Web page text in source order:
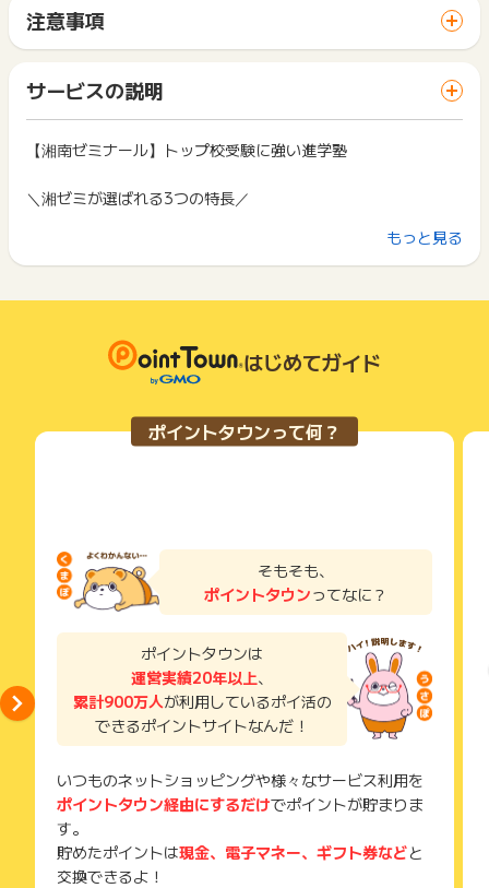
外からの申込
※ポイントに関するお問い合わせは、ポイントタウンのサポート
までお問い合わせください。ポイントについて、広告主に直接
お問い合わせをした場合、ポイント獲得対象外となる場合がご
ざいます。
サイトに移動してからお申し込みやお買い物が完了するまでの
間に、同じブラウザ（※）で他のサイトに移動した場合はポイン
ト獲得ができません。
「 サイトへ行ってポイントGET 」ボタンを押した時とサービ
ス・お買い物利用時で、デバイス・ブラウザが異なる場合はポ
イント獲得ができません。
2回以上同じお買い物・サービスをご利用される場合は、毎回
タンを押してからご利用ください。
下記の事項に該当する場合、広告主側で対象外とみなし、「獲
い物を複数回ご利用された場合
て一度でも同サービス・お買い物を利用されたことがある場合
ご利用前には、Cookieの削除をおこなっていただくことを推奨
サービス・お買い物利用時にお電話など2つ以上の申し込み方
法がある場合、必ずサイト上のWEBフォームからお申し込みく
了などのメールは、ポイント獲得するまで必ず保管してくださ
獲得待ち・獲得失敗の状態でお問い合わせされる際に、該当の
メールを送っていただく場合がございます。
そのため、紛失・破棄された場合は対応いたしかねますので、
ご注意ください。
(※) SafariやChromeなどwebサイトを表示するアプリのこと
注意事項
一部のサービスにつきましては、1商品につき10円単位の金額
は切り捨てとなります。
ポイント獲得が1ポイント未満のものは切り捨てとなり、ポイ
ント履歴には記載されません。
原則として広告主側のポイント等を利用して支払われた金額分
につきましては、ポイントタウンのポイント獲得の対象には含
まれません。
広告主が運営しているサービスの都合もしくは会員様の都合で
商品の交換や一部でもキャンセルされた場合、ポイントが無効
になる可能性もございます。
条件を達成しているかどうかは各広告主ではなく、代理店が行
っているため、広告主はポイントに関する詳細を把握しており
そのため、ポイントタウンのポイントに関するお問い合わせを
広告主様に直接行わないようお願いいたします。
サービスの説明
【湘南ゼミナール】トップ校受験に強い進学塾
＼湘ゼミが選ばれる3つの特長／
湘ゼミの授業は、専門チームの徹底的な入試分析による「湘ゼ
る問題等にも対応しております。
（２）「学校別」定期テスト対策
湘ゼミでは、各校舎の講師が各学校の定期テストの問題や通塾
生の解答データを徹底分析し、
湘ゼミでは、生徒さんが自ら自宅で学習しやすいように「自宅
学習プラン」をお渡しし、
テスト結果を元に講師が個別でアドバイスを行います。
もっと見る
はじめてガイド
ポイントタウンって何？
そもそも、
ポイントタウンってなに？
ポイントタウンは
運営実績20年以上、
累計900万人が利用しているポイ活の
できるポイントサイトなんだ！
いつものネットショッピングや様々なサービス利用を
ポイントタウン経由にするだけでポイントが貯まりま
す。
貯めたポイントは現金、電子マネー、ギフト券などと
交換できるよ！